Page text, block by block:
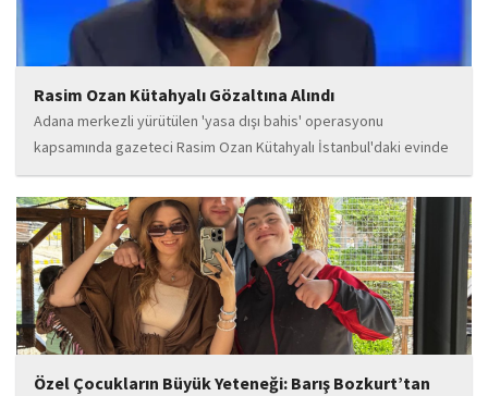
Rasim Ozan Kütahyalı Gözaltına Alındı
Adana merkezli yürütülen 'yasa dışı bahis' operasyonu
kapsamında gazeteci Rasim Ozan Kütahyalı İstanbul'daki evinde
gözaltına alındı.
Özel Çocukların Büyük Yeteneği: Barış Bozkurt’tan